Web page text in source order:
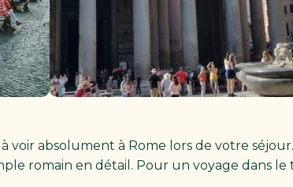
voir absolument à Rome lors de votre
romain en détail. Pour un voyage dans